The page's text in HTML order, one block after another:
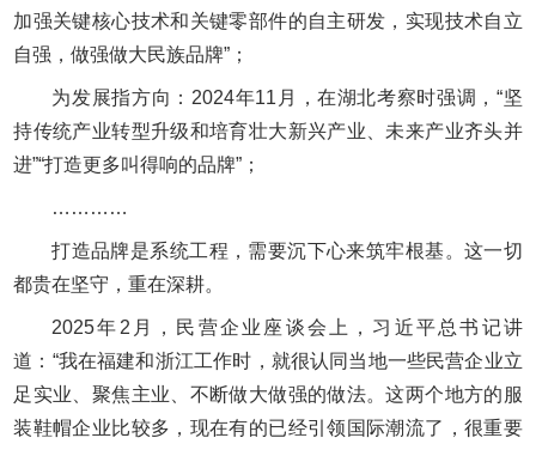
加强关键核心技术和关键零部件的自主研发，实现技术自立
自强，做强做大民族品牌”；
为发展指方向：2024年11月，在湖北考察时强调，“坚
持传统产业转型升级和培育壮大新兴产业、未来产业齐头并
进”“打造更多叫得响的品牌”；
…………
打造品牌是系统工程，需要沉下心来筑牢根基。这一切
都贵在坚守，重在深耕。
2025年2月，民营企业座谈会上，习近平总书记讲
道：“我在福建和浙江工作时，就很认同当地一些民营企业立
足实业、聚焦主业、不断做大做强的做法。这两个地方的服
装鞋帽企业比较多，现在有的已经引领国际潮流了，很重要